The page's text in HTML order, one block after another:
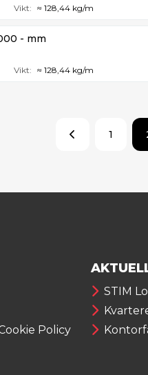
Vikt: ≈ 128,44 kg/m
- mm
Vikt: ≈ 128,44 kg/m
1
Policy
STIM